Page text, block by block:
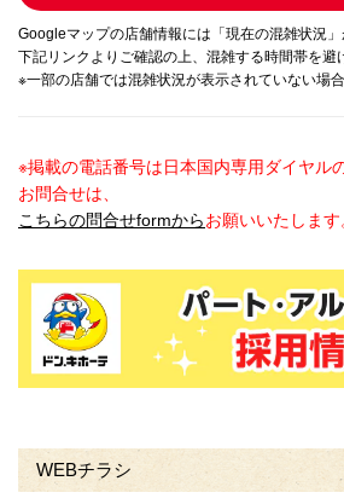
Googleマップの店舗情報には「現在の混雑状況」
下記リンクよりご確認の上、混雑する時間帯を避
※一部の店舗では混雑状況が表示されていない場
※掲載の電話番号は日本国内専用ダイヤル
お問合せは、
こちらの問合せformからお願いいたします
WEBチラシ